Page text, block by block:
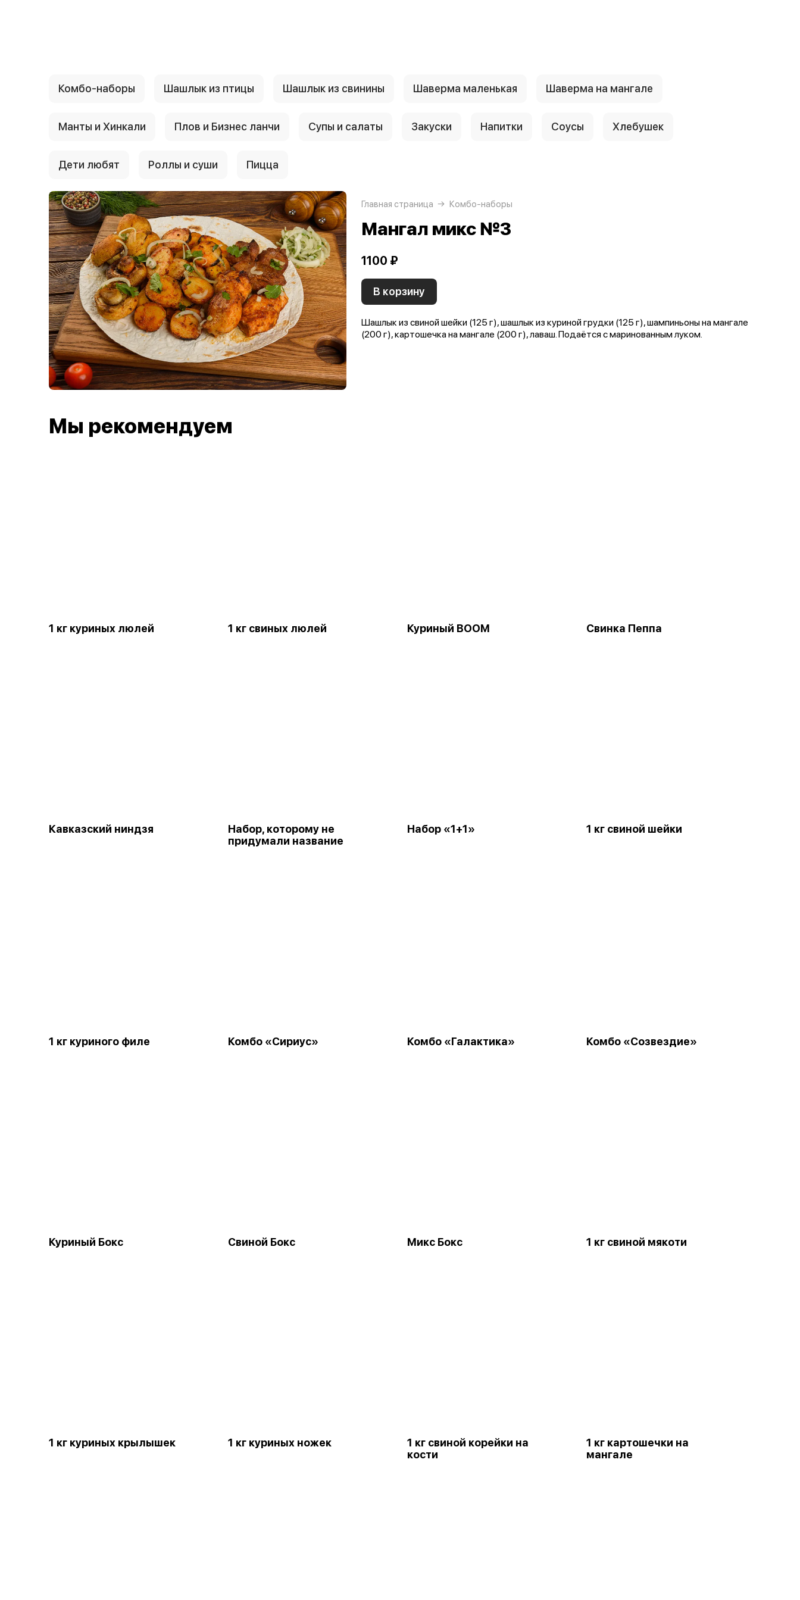
Комбо-наборы Шашлык из птицы Шашлык из свинины Шаверма маленькая Шаверма на мангале
Манты и Хинкали Плов и Бизнес ланчи Супы и салаты Закуски Напитки Соусы Хлебушек
Дети любят Роллы и суши Пицца
Главная страница Комбо-наборы
Мангал микс №3
1100 ₽
В корзину
Шашлык из свиной шейки (125 г), шашлык из куриной грудки (125 г), шампиньоны на мангале
(200 г), картошечка на мангале (200 г), лаваш. Подаётся с маринованным луком.
Мы рекомендуем
1 кг куриных люлей 1 кг свиных люлей Куриный BOOM Свинка Пеппа
Кавказский ниндзя
Набор, которому не
придумали название
Набор «1+1» 1 кг свиной шейки
1 кг куриного филе Комбо «Сириус» Комбо «Галактика» Комбо «Созвездие»
Куриный Бокс Свиной Бокс Микс Бокс 1 кг свиной мякоти
1 кг куриных крылышек 1 кг куриных ножек
1 кг свиной корейки на
кости
1 кг картошечки на
мангале